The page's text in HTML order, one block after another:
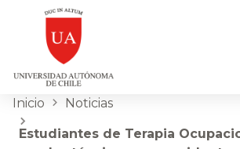
Inicio Noticias
Estudiantes de Terapia